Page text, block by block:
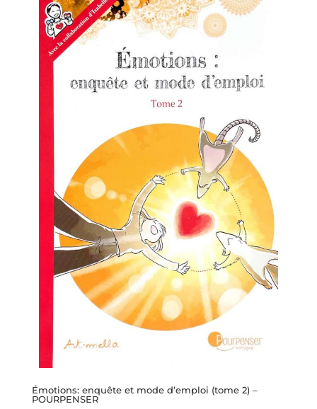
Émotions: enquête et mode d’emploi (tome 2) –
POURPENSER